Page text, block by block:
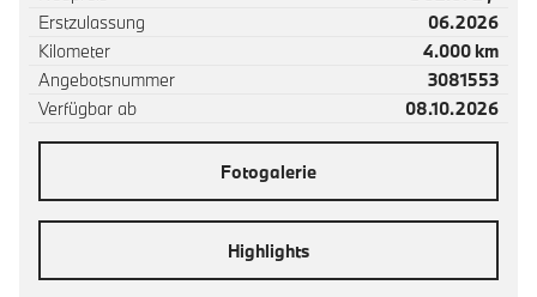
Erstzulassung
06.2026
Kilometer
4.000 km
Angebotsnummer
3081553
Verfügbar ab
08.10.2026
Fotogalerie
Highlights